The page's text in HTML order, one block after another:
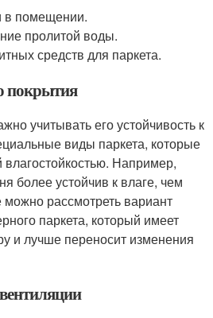
в помещении.
пролитой воды.
средств для паркета.
покрытия
учитывать его устойчивость к
виды паркета, которые
Например,
более устойчив к влаге, чем
можно рассмотреть вариант
паркета, который имеет
и лучше переносит изменения